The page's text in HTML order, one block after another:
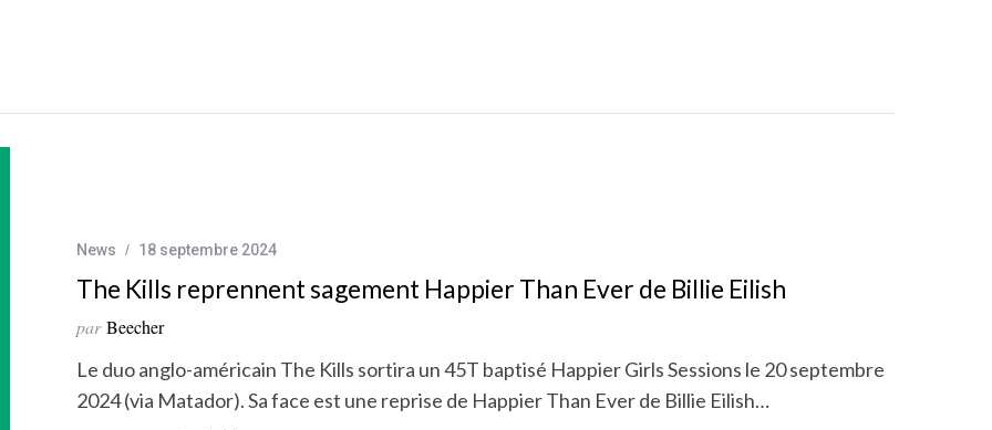
News 18 septembre 2024
The Kills reprennent sagement Happier Than Ever de Billie Eilish
par Beecher
Le duo anglo-américain The Kills sortira un 45T baptisé Happier Girls Sessions le 20 septembre
2024 (via Matador). Sa face est une reprise de Happier Than Ever de Billie Eilish…